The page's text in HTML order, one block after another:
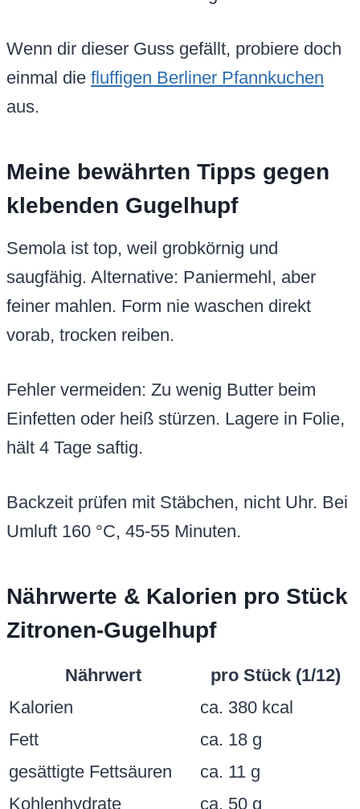
Wenn dir dieser Guss gefällt, probiere doch
einmal die fluffigen Berliner Pfannkuchen
aus.
Meine bewährten Tipps gegen
klebenden Gugelhupf
Semola ist top, weil grobkörnig und
saugfähig. Alternative: Paniermehl, aber
feiner mahlen. Form nie waschen direkt
vorab, trocken reiben.
Fehler vermeiden: Zu wenig Butter beim
Einfetten oder heiß stürzen. Lagere in Folie,
hält 4 Tage saftig.
Backzeit prüfen mit Stäbchen, nicht Uhr. Bei
Umluft 160 °C, 45-55 Minuten.
Nährwerte & Kalorien pro Stück
Zitronen-Gugelhupf
Nährwert
pro Stück (1/12)
Kalorien
ca. 380 kcal
Fett
ca. 18 g
gesättigte Fettsäuren
ca. 11 g
Kohlenhydrate
ca. 50 g